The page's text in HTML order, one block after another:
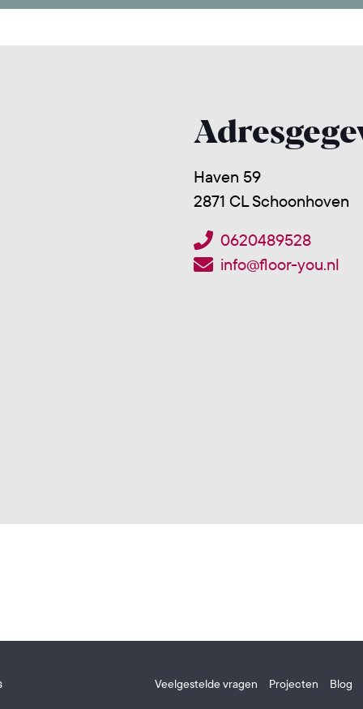
Haven 59
2871 CL Schoonhoven
0620489528
info@floor-you.nl
Veelgestelde vragen Projecten Blog